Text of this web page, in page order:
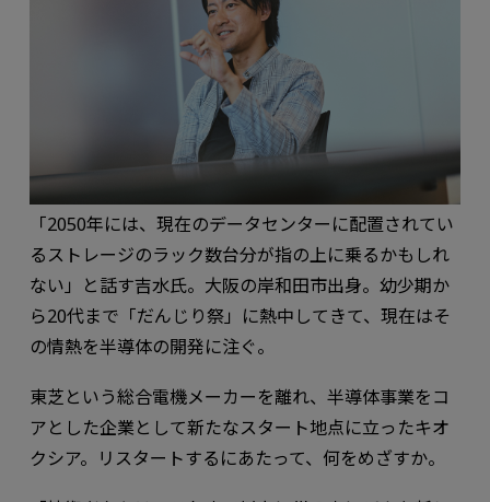
「2050年には、現在のデータセンターに配置されてい
るストレージのラック数台分が指の上に乗るかもしれ
ない」と話す吉水氏。大阪の岸和田市出身。幼少期か
ら20代まで「だんじり祭」に熱中してきて、現在はそ
の情熱を半導体の開発に注ぐ。
東芝という総合電機メーカーを離れ、半導体事業をコ
アとした企業として新たなスタート地点に立ったキオ
クシア。リスタートするにあたって、何をめざすか。